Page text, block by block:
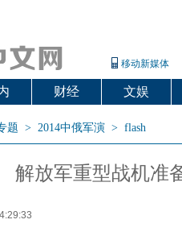
移动新媒体
财经 文娱
题 > 2014中俄军演 > flash
解放军重型战机准